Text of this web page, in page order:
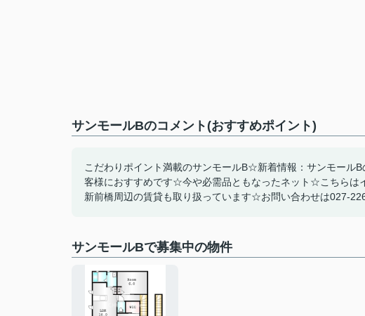
サンモールBのコメント(おすすめポイント)
こだわりポイント満載のサンモールB☆新着情報：サンモール
客様におすすめです☆今や必需品ともなったネット☆こちら
新前橋周辺の賃貸も取り扱っています☆お問い合わせは027-
サンモールBで募集中の物件